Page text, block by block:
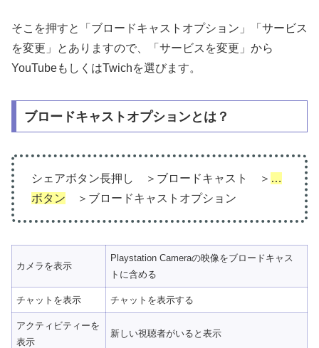
そこを押すと「ブロードキャストオプション」「サービス
を変更」とありますので、「サービスを変更」から
YouTubeもしくはTwichを選びます。
ブロードキャストオプションとは？
シェアボタン長押し ＞ブロードキャスト ＞ …
ボタン ＞ブロードキャストオプション
カメラを表示
Playstation Cameraの映像をブロードキャス
トに含める
チャットを表示 チャットを表示する
アクティビティーを
表示
新しい視聴者がいると表示